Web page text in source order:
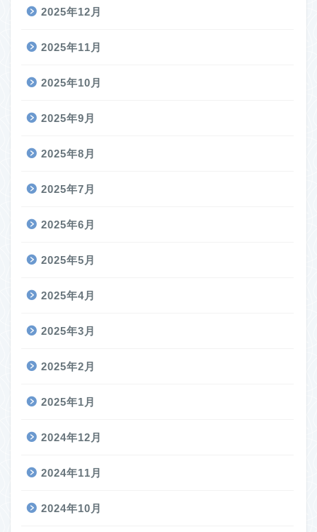
2025年12月
2025年11月
2025年10月
2025年9月
2025年8月
2025年7月
2025年6月
2025年5月
2025年4月
2025年3月
2025年2月
2025年1月
2024年12月
2024年11月
2024年10月